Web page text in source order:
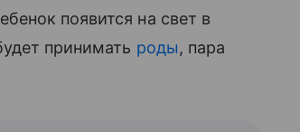
появится на свет в
принимать роды, пара